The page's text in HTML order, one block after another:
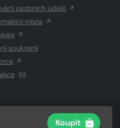
Koupit
osobních údajů
místa
soukromí
CENTER a.s.a dodavatelé